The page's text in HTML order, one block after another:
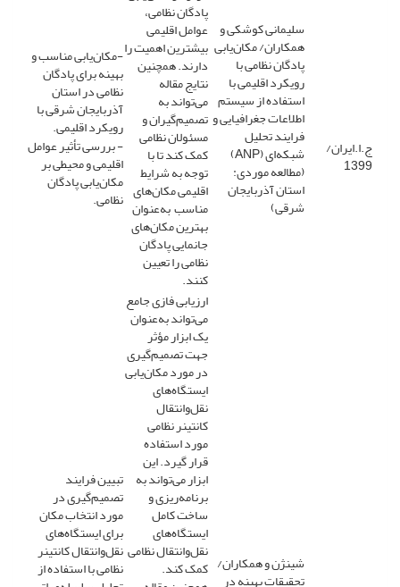
ج.ا.ایران/
1399
سلیمانی کوشکی و
همکاران/ مکان‌یابی
پادگان نظامی با
رویکرد اقلیمی با
استفاده از سیستم
اطلاعات جغرافیایی و
فرایند تحلیل
شبکه‌ای (ANP)
(مطالعه موردی:
استان آذربایجان
شرقی)
پادگان نظامی،
عوامل اقلیمی
بیشترین اهمیت را
دارند. همچنین
نتایج مقاله
می‌تواند به
تصمیم‌گیران و
مسئولان نظامی
کمک کند تا با
توجه به شرایط
اقلیمی مکان‌های
مناسب به‌عنوان
بهترین مکان‌های
جانمایی پادگان
نظامی را تعیین
کنند.
-مکان‌یابی مناسب و
بهینه برای پادگان
نظامی در استان
آذربایجان شرقی با
رویکرد اقلیمی.
- بررسی تأثیر عوامل
اقلیمی و محیطی بر
مکان‌یابی پادگان
نظامی.
شینژن و همکاران/
تحقیقات بهینه در
ارزیابی فازی جامع
می‌تواند به‌عنوان
یک ابزار مؤثر
جهت تصمیم‌گیری
در مورد مکان‌یابی
ایستگاه‌های
نقل‌وانتقال
کانتینر نظامی
مورد استفاده
قرار گیرد. این
ابزار می‌تواند به
برنامه‌ریزی و
ساخت کامل
ایستگاه‌های
نقل‌وانتقال نظامی
کمک کند.
تبیین فرایند
تصمیم‌گیری در
مورد انتخاب مکان
برای ایستگاه‌های
نقل‌وانتقال کانتینر
نظامی با استفاده از